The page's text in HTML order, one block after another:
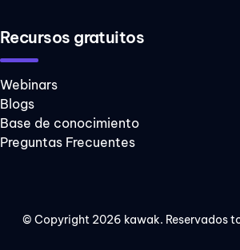
BYOD
Ciberamenazas
DOFA
Kaizen
Recursos gratuitos
Webinars
Blogs
Base de conocimiento
Preguntas Frecuentes
© Copyright 2026 kawak. Reservados